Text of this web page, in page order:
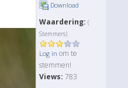
Download
Waardering: (
Stemmers)
Log in om te
stemmen!
Views: 783